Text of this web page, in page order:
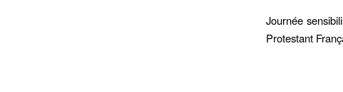
Journée
Protestant